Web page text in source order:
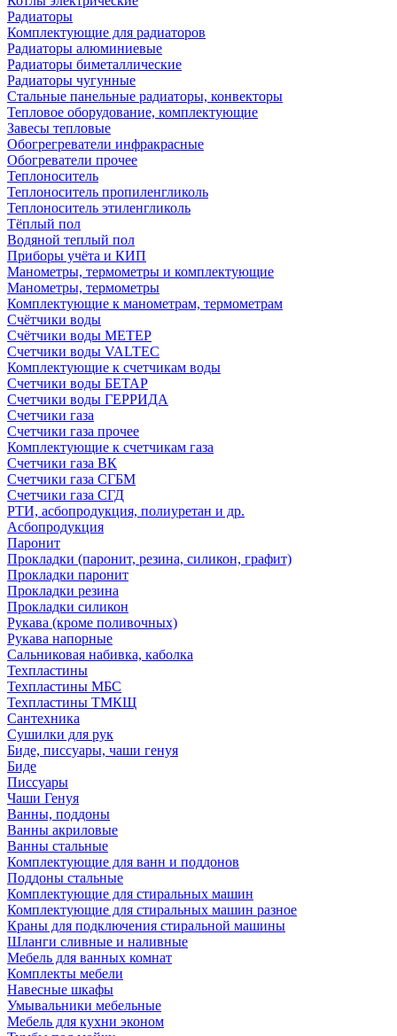
Радиаторы
Комплектующие для радиаторов
Радиаторы алюминиевые
Радиаторы биметаллические
Радиаторы чугунные
Стальные панельные радиаторы, конвекторы
Тепловое оборудование, комплектующие
Завесы тепловые
Обогрегреватели инфракрасные
Обогреватели прочее
Теплоноситель
Теплоноситель пропиленгликоль
Теплоноситель этиленгликоль
Тёплый пол
Водяной теплый пол
Приборы учёта и КИП
Манометры, термометры и комплектующие
Манометры, термометры
Комплектующие к манометрам, термометрам
Счётчики воды
Счётчики воды МЕТЕР
Счетчики воды VALTEC
Комплектующие к счетчикам воды
Счетчики воды БЕТАР
Счетчики воды ГЕРРИДА
Счетчики газа
Счетчики газа прочее
Комплектующие к счетчикам газа
Счетчики газа ВК
Счетчики газа СГБМ
Счетчики газа СГД
РТИ, асбопродукция, полиуретан и др.
Асбопродукция
Паронит
Прокладки (паронит, резина, силикон, графит)
Прокладки паронит
Прокладки резина
Прокладки силикон
Рукава (кроме поливочных)
Рукава напорные
Сальниковая набивка, каболка
Техпластины
Техпластины МБС
Техпластины ТМКЩ
Сантехника
Сушилки для рук
Биде, писсуары, чаши генуя
Биде
Писсуары
Чаши Генуя
Ванны, поддоны
Ванны акриловые
Ванны стальные
Комплектующие для ванн и поддонов
Поддоны стальные
Комплектующие для стиральных машин
Комплектующие для стиральных машин разное
Краны для подключения стиральной машины
Шланги сливные и наливные
Мебель для ванных комнат
Комплекты мебели
Навесные шкафы
Умывальники мебельные
Мебель для кухни эконом